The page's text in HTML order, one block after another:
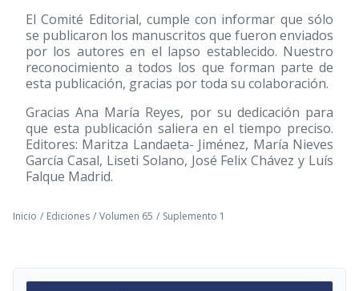
El Comité Editorial, cumple con informar que sólo
se publicaron los manuscritos que fueron enviados
por los autores en el lapso establecido. Nuestro
reconocimiento a todos los que forman parte de
esta publicación, gracias por toda su colaboración.
Gracias Ana María Reyes, por su dedicación para
que esta publicación saliera en el tiempo preciso.
Editores: Maritza Landaeta- Jiménez, María Nieves
García Casal, Liseti Solano, José Felix Chávez y Luís
Falque Madrid.
Inicio / Ediciones / Volumen 65 / Suplemento 1